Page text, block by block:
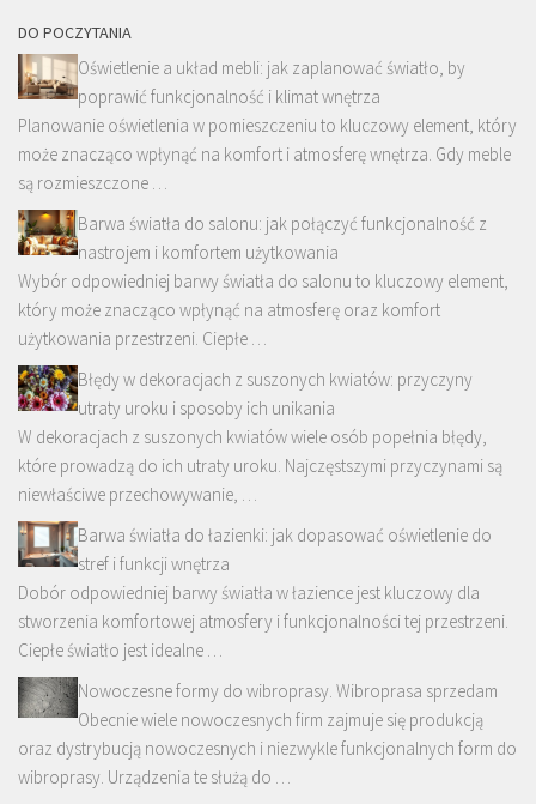
DO POCZYTANIA
Oświetlenie a układ mebli: jak zaplanować światło, by
poprawić funkcjonalność i klimat wnętrza
Planowanie oświetlenia w pomieszczeniu to kluczowy element, który
może znacząco wpłynąć na komfort i atmosferę wnętrza. Gdy meble
są rozmieszczone …
Barwa światła do salonu: jak połączyć funkcjonalność z
nastrojem i komfortem użytkowania
Wybór odpowiedniej barwy światła do salonu to kluczowy element,
który może znacząco wpłynąć na atmosferę oraz komfort
użytkowania przestrzeni. Ciepłe …
Błędy w dekoracjach z suszonych kwiatów: przyczyny
utraty uroku i sposoby ich unikania
W dekoracjach z suszonych kwiatów wiele osób popełnia błędy,
które prowadzą do ich utraty uroku. Najczęstszymi przyczynami są
niewłaściwe przechowywanie, …
Barwa światła do łazienki: jak dopasować oświetlenie do
stref i funkcji wnętrza
Dobór odpowiedniej barwy światła w łazience jest kluczowy dla
stworzenia komfortowej atmosfery i funkcjonalności tej przestrzeni.
Ciepłe światło jest idealne …
Nowoczesne formy do wibroprasy. Wibroprasa sprzedam
Obecnie wiele nowoczesnych firm zajmuje się produkcją
oraz dystrybucją nowoczesnych i niezwykle funkcjonalnych form do
wibroprasy. Urządzenia te służą do …